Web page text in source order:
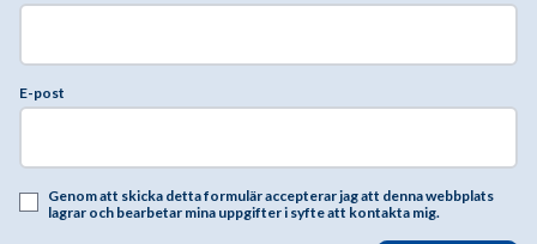
E-post
Genom att skicka detta formulär accepterar jag att denna webbplats
lagrar och bearbetar mina uppgifter i syfte att kontakta mig.